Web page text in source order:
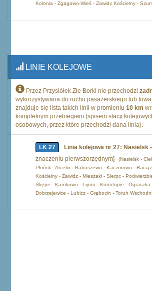
Kolonia - Zgagowo-Wieś - Zawidz Kościelny -
LINIE KOLEJOWE
Przez Przysiółek Złe Borki nie przechodzi
wykorzystywana do ruchu pasażerskiego lub
znajduje się lista takich linii w promieniu 10 km
kompletnym przebiegiem (spisem stacji
osobowych, przez które przechodzi dana linia).
LK 27 Linia kolejowa nr 27: Nasielsk
znaczeniu pierwszorzędnym]
(Nasielsk -
Płońsk - Arcelin - Baboszewo - Kaczorowo -
Kościelny - Zawidz - Mieszaki - Sierpc -
Skępe - Karnkowo - Lipno - Konotopie - Ograszka
Dobrzejewice - Lubicz - Grębocin - Toruń